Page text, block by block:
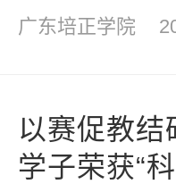
广东培正学院
以赛促教
学子荣获“